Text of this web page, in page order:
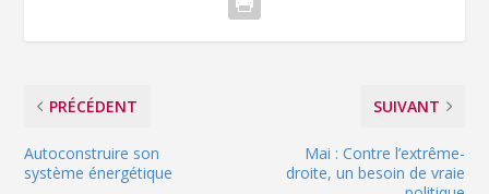
PRÉCÉDENT
Autoconstruire son
système énergétique
SUIVANT
Mai : Contre l’extrême-
droite, un besoin de vraie